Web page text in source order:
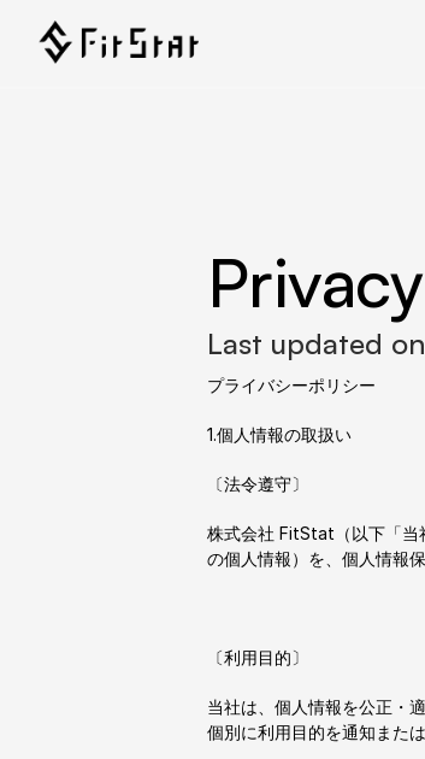
Last updated
プライバシーポリシー
1.個人情報の取扱い
〔法令遵守〕
株式会社 FitStat（以下「当
の個人情報）を、個人情報
〔利用目的〕
当社は、個人情報を公正・
個別に利用目的を通知また